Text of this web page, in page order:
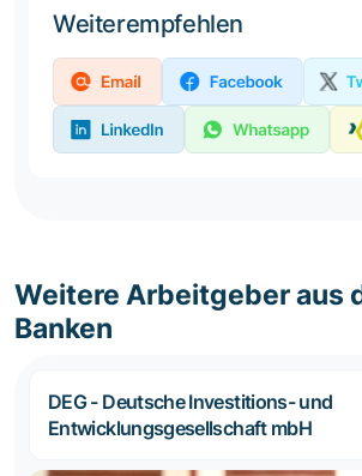
Weiterempfehlen
Weitere Arbeitgeber aus
Banken
DEG - Deutsche Investitions- und
Entwicklungsgesellschaft mbH